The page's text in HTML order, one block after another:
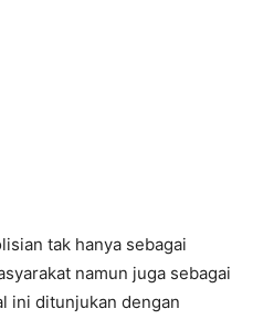
tak hanya sebagai
namun juga sebagai
ini ditunjukan dengan